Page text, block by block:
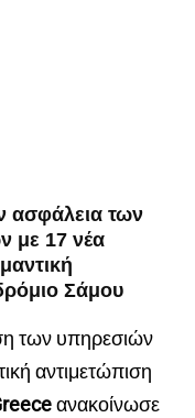
ασφάλεια των
με 17 νέα
Σάμου
των υπηρεσιών
αντιμετώπιση
ανακοίνωσε